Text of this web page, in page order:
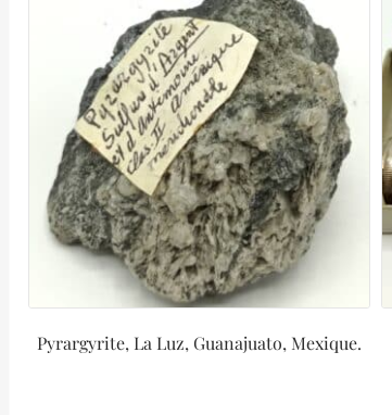
Pyrargyrite, La Luz, Guanajuato, Mexique.